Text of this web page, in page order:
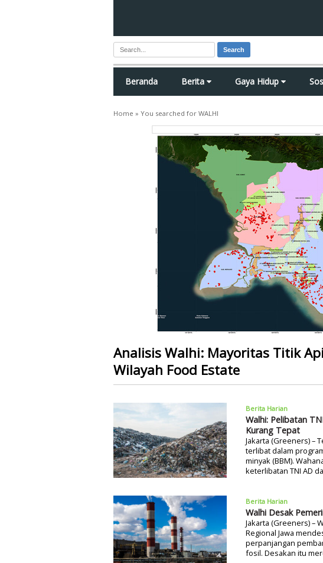
Search
Beranda Berita Gaya Hidup
Home » You searched for WALHI
Analisis Walhi: Mayoritas Titik
Wilayah Food Estate
Berita Harian
Walhi: Pelibatan
Kurang Tepat
Jakarta (Greeners) –
terlibat dalam
minyak (BBM).
keterlibatan TNI AD
Berita Harian
Walhi Desak
Jakarta (Greeners) –
Regional Jawa
perpanjangan
fosil. Desakan itu